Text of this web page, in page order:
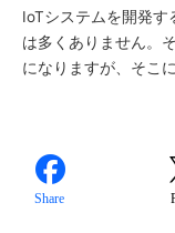
IoTシステムを開発
は多くありません。
になりますが、そこ
Share